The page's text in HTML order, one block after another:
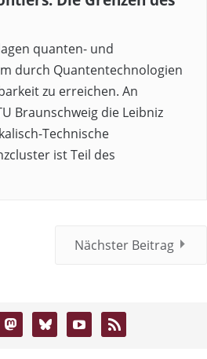
quanten- und
durch Quantentechnologien
zu erreichen. An
Braunschweig die Leibniz
Technische
ist Teil des
Nächster Beitrag